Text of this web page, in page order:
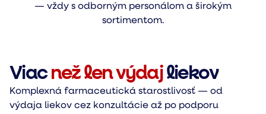
— vždy s odborným personálom a širokým
sortimentom.
Viacnež len výdajliekov
Komplexná farmaceutická starostlivosť — od
výdaja liekov cez konzultácie až po podporu